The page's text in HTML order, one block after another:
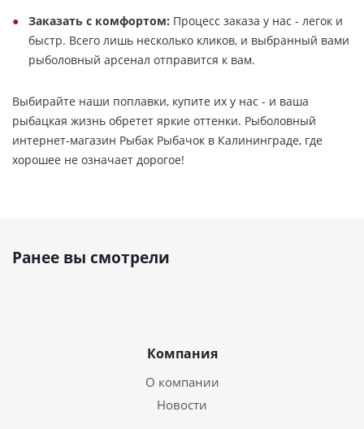
Заказать с комфортом: Процесс заказа у нас - легок и
быстр. Всего лишь несколько кликов, и выбранный вами
рыболовный арсенал отправится к вам.
Выбирайте наши поплавки, купите их у нас - и ваша
рыбацкая жизнь обретет яркие оттенки. Рыболовный
интернет-магазин Рыбак Рыбачок в Калининграде, где
хорошее не означает дорогое!
Ранее вы смотрели
Компания
О компании
Новости